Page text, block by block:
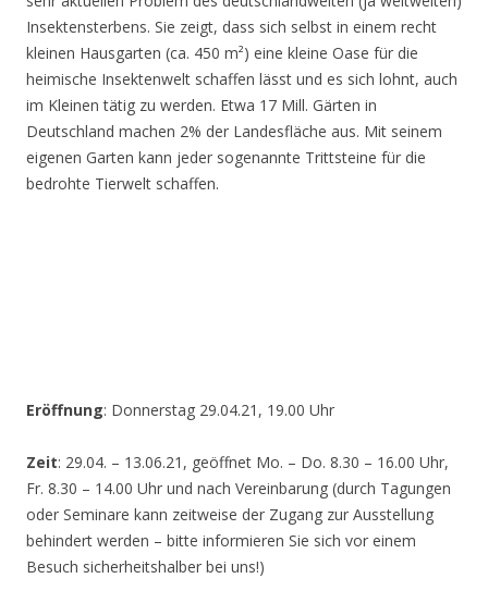
Insektensterbens. Sie zeigt, dass sich selbst in einem recht
kleinen Hausgarten (ca. 450 m²) eine kleine Oase für die
heimische Insektenwelt schaffen lässt und es sich lohnt, auch
im Kleinen tätig zu werden. Etwa 17 Mill. Gärten in
Deutschland machen 2% der Landesfläche aus. Mit seinem
eigenen Garten kann jeder sogenannte Trittsteine für die
bedrohte Tierwelt schaffen.
Eröffnung: Donnerstag 29.04.21, 19.00 Uhr
Zeit: 29.04. – 13.06.21, geöffnet Mo. – Do. 8.30 – 16.00 Uhr,
Fr. 8.30 – 14.00 Uhr und nach Vereinbarung (durch Tagungen
oder Seminare kann zeitweise der Zugang zur Ausstellung
behindert werden – bitte informieren Sie sich vor einem
Besuch sicherheitshalber bei uns!)